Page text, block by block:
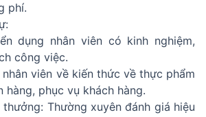
phí.
dụng nhân viên có kinh nghiệm,
công việc.
viên về kiến thức về thực phẩm
hàng, phục vụ khách hàng.
Thường xuyên đánh giá hiệu